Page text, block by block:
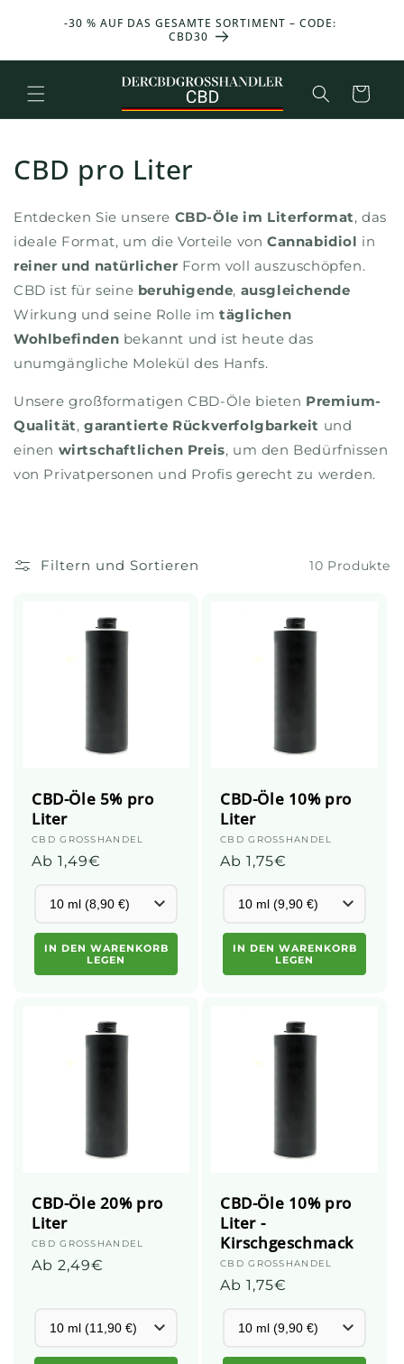
-30 % AUF DAS GESAMTE SORTIMENT – CODE:
CBD30
Warenkorb
CBD pro Liter
Entdecken Sie unsere CBD-Öle im Literformat, das
ideale Format, um die Vorteile vonCannabidiol in
reiner und natürlicher Form voll auszuschöpfen.
CBD ist für seine beruhigende, ausgleichende
Wirkung und seine Rolle imtäglichen
Wohlbefinden bekannt und ist heute das
unumgängliche Molekül des Hanfs.
Unsere großformatigen CBD-Öle bieten Premium-
Qualität,garantierte Rückverfolgbarkeit und
einen wirtschaftlichen Preis, um den Bedürfnissen
von Privatpersonen und Profis gerecht zu werden.
Filtern und Sortieren 10 Produkte
CBD-Öle 5% pro
Liter
Anbieter:
CBD GROSSHANDEL
Üblicher
Ab 1,49€
IN DEN WARENKORB
LEGEN
CBD-Öle 10% pro
Liter
Anbieter:
CBD GROSSHANDEL
Üblicher
Ab 1,75€
IN DEN WARENKORB
LEGEN
CBD-Öle 20% pro
Liter
Anbieter:
CBD GROSSHANDEL
Üblicher
Ab 2,49€
CBD-Öle 10% pro
Liter -
Kirschgeschmack
Anbieter:
CBD GROSSHANDEL
Üblicher
Ab 1,75€